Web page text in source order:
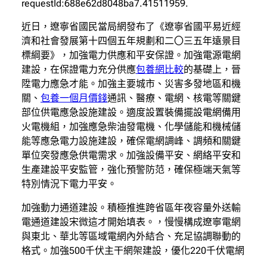
requestId:688e62d8048ba7.41511959.
近日，遼寧省國民當局網發布了《遼寧省國平易近經
濟和社會發展第十四個五年規劃和二〇三五年遠景目
標綱要》，加強電力供應和平安保證。加強電源電網
建設，在保證電力充分供應包養網比較的基礎上，晉
陞電力應急才能。加強主要城市、災害多發地區和機
關、 包養一個月價錢通訊、醫療、電網、核電等關鍵
部位供電應急設施建設。適度設置裝備擺設電網備用
火電機組，加強應急柴油發電機、化學儲能和機械儲
能等應急電力設施建設，確保電網調峰、調頻和關鍵
單位突發應急供電需求。加強設備平安、網絡平安和
生產建設平安監管，強化預警防范，確保極端天氣等
特別情況下電力平安。
加強動力通道建設。積極推進跨省區年夜容量外送輸
電通道建設宋微這才開始填表。，慢慢構成遼寧電網
與東北、華北等區域電網內外結合、充足協調聯動的
格式。加強500千伏主干網架建設，優化220千伏電網